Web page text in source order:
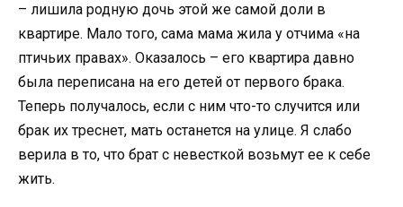
– лишила родную дочь этой же самой доли в
квартире. Мало того, сама мама жила у отчима «на
птичьих правах». Оказалось – его квартира давно
была переписана на его детей от первого брака.
Теперь получалось, если с ним что-то случится или
брак их треснет, мать останется на улице. Я слабо
верила в то, что брат с невесткой возьмут ее к себе
жить.